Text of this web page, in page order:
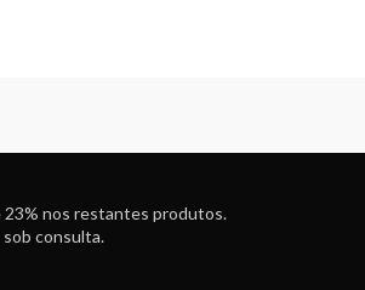
23% nos restantes produtos.
consulta.